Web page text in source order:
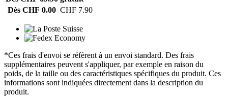
Dès CHF 0.00 CHF 7.90
*Ces frais d'envoi se réfèrent à un envoi standard. Des frais
supplémentaires peuvent s'appliquer, par exemple en raison du
poids, de la taille ou des caractéristiques spécifiques du produit. Ces
informations sont indiquées directement dans la description du
produit.